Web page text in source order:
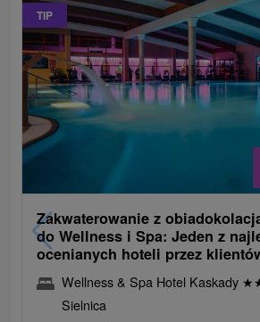
TIP
Zakwaterowanie z
do Wellness i Spa: Jeden z
ocenianych hoteli przez
Wellness & Spa Hotel Kaskady ★
Sielnica